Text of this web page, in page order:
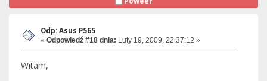
Odp: Asus P565
« Odpowiedź #18 dnia: Luty 19, 2009, 22:37:12 »
Witam,